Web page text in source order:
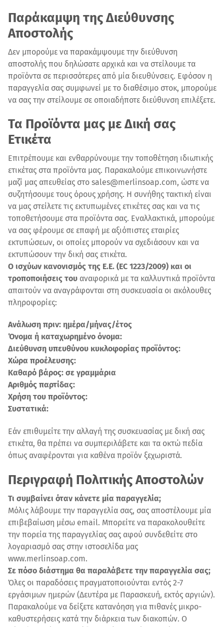
Παράκαμψη της Διεύθυνσης
Αποστολής
Δεν μπορούμε να παρακάμψουμε την διεύθυνση
αποστολής που δηλώσατε αρχικά και να στείλουμε τα
προϊόντα σε περισσότερες από μία διευθύνσεις. Εφόσον η
παραγγελία σας συμφωνεί με το διαθέσιμο στοκ, μπορούμε
να σας την στείλουμε σε οποιαδήποτε διεύθυνση επιλέξετε.
Τα Προϊόντα μας με Δική σας
Ετικέτα
Επιτρέπουμε και ενθαρρύνουμε την τοποθέτηση ιδιωτικής
ετικέτας στα προϊόντα μας. Παρακαλούμε επικοινωνήστε
μαζί μας απευθείας στο sales@merlinsoap.com, ώστε να
συζητήσουμε τους όρους χρήσης. Η συνήθης τακτική είναι
να μας στείλετε τις εκτυπωμένες ετικέτες σας και να τις
τοποθετήσουμε στα προϊόντα σας. Εναλλακτικά, μπορούμε
να σας φέρουμε σε επαφή με αξιόπιστες εταιρίες
εκτυπώσεων, οι οποίες μπορούν να σχεδιάσουν και να
εκτυπώσουν την δική σας ετικέτα.
Ο ισχύων κανονισμός της Ε.Ε. (EC 1223/2009) και οι
τροποποιήσεις τουαναφορικά με τα καλλυντικά προϊόντα
απαιτούν να αναγράφονται στη συσκευασία οι ακόλουθες
πληροφορίες:
Ανάλωση πριν: ημέρα/μήνας/έτος
Όνομα ή καταχωρημένο όνομα:
Διεύθυνση υπευθύνου κυκλοφορίας προϊόντος:
Χώρα προέλευσης:
Καθαρό βάρος: σε γραμμάρια
Αριθμός παρτίδας:
Χρήση του προϊόντος:
Συστατικά:
Εάν επιθυμείτε την αλλαγή της συσκευασίας με δική σας
ετικέτα, θα πρέπει να συμπεριλάβετε και τα οκτώ πεδία
όπως αναφέρονται για καθένα προϊόν ξεχωριστά.
Περιγραφή Πολιτικής Αποστολών
Τι συμβαίνει όταν κάνετε μία παραγγελία;
Mόλις λάβουμε την παραγγελία σας, σας αποστέλουμε μία
επιβεβαίωση μέσω email. Μπορείτε να παρακολουθείτε
την πορεία της παραγγελίας σας αφού συνδεθείτε στο
λογαριασμό σας στην ιστοσελίδα μας
www.merlinsoap.com.
Σε πόσο διάστημα θα παραλάβετε την παραγγελία σας;
Όλες οι παραδόσεις πραγματοποιούνται εντός 2-7
εργάσιμων ημερών (Δευτέρα με Παρασκευή, εκτός αργιών).
Παρακαλούμε να δείξετε κατανόηση για πιθανές μικρο-
καθυστερήσεις κατά την διάρκεια των διακοπών. Ο